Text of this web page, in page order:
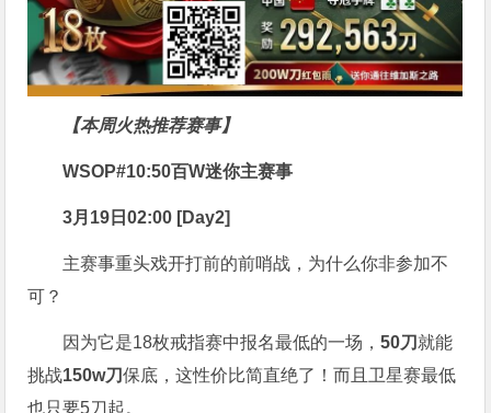
【本周火热推荐赛事】
WSOP#10:50百W迷你主赛事
3月19日02:00 [Day2]
主赛事重头戏开打前的前哨战，为什么你非参加不
可？
因为它是18枚戒指赛中报名最低的一场，50刀 就能
挑战150w刀保底，这性价比简直绝了！而且卫星赛最低
也只要5刀起。